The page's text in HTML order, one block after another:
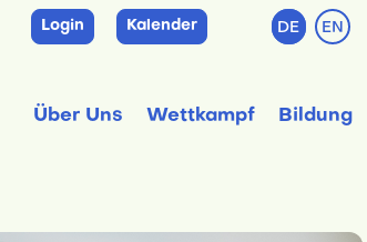
Login Kalender DE EN
Über Uns Wettkampf Bildung